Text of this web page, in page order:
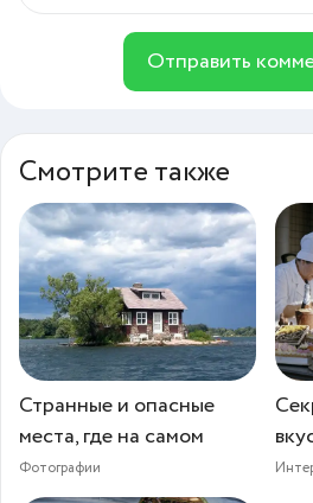
Отправить
Смотрите также
Странные и опасные
места, где на самом
Фотографии